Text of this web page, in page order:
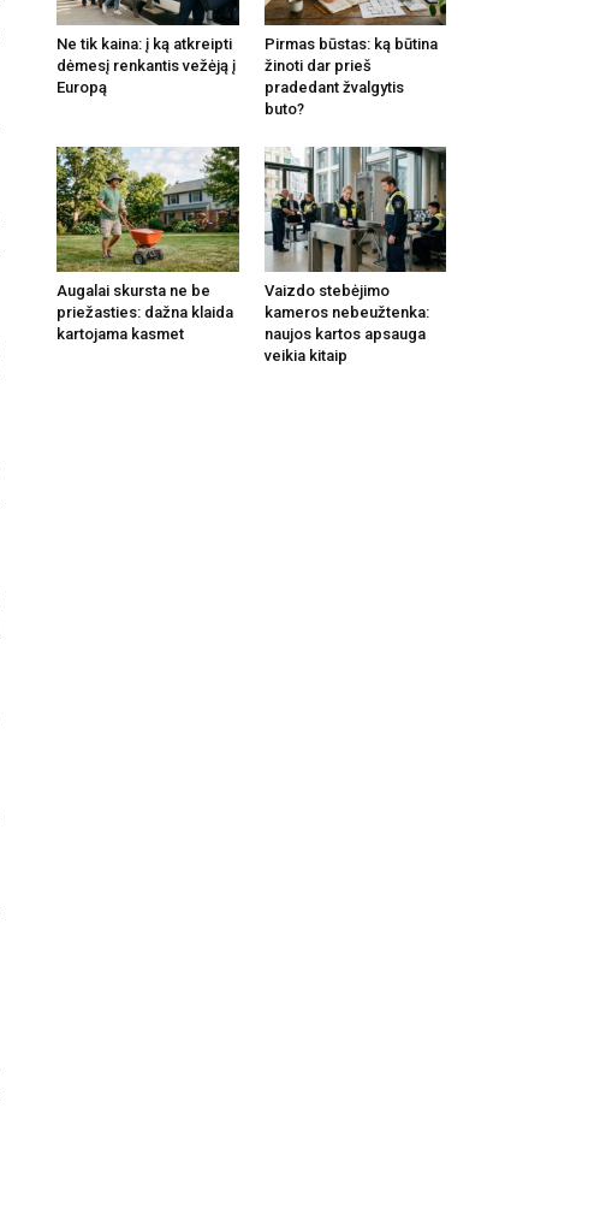
Ne tik kaina: į ką atkreipti
dėmesį renkantis vežėją į
Europą
Pirmas būstas: ką būtina
žinoti dar prieš
pradedant žvalgytis
buto?
Augalai skursta ne be
priežasties: dažna klaida
kartojama kasmet
Vaizdo stebėjimo
kameros nebeužtenka:
naujos kartos apsauga
veikia kitaip